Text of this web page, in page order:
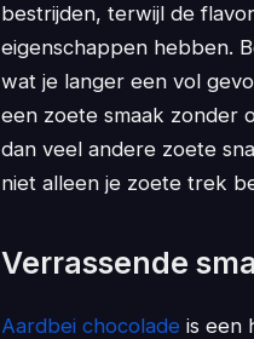
bestrijden, terwijl de
eigenschappen hebben.
wat je langer een vol
een zoete smaak zonder
dan veel andere zoete
niet alleen je zoete trek
Verrassende
Aardbei chocolade is een